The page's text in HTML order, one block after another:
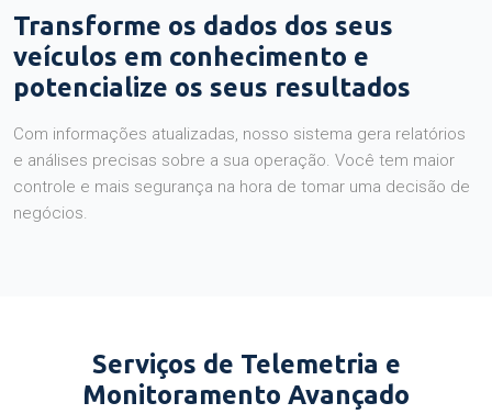
Transforme os dados dos seus
veículos em conhecimento e
potencialize os seus resultados
Com informações atualizadas, nosso sistema gera relatórios
e análises precisas sobre a sua operação. Você tem maior
controle e mais segurança na hora de tomar uma decisão de
negócios.
Serviços de Telemetria e
Monitoramento Avançado